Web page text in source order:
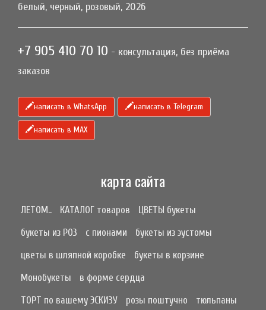
белый, черный, розовый, 2026
+7 905 410 70 10 - консультация, без приёма
заказов
написать в WhatsApp написать в Telegram
написать в МАХ
карта сайта
ЛЕТОМ.. КАТАЛОГ товаров
ЦВЕТЫ букеты
букеты из РОЗ
с пионами
букеты из эустомы
цветы в шляпной коробке
букеты в корзине
Монобукеты
в форме сердца
ТОРТ по вашему ЭСКИЗУ
розы поштучно
тюльпаны